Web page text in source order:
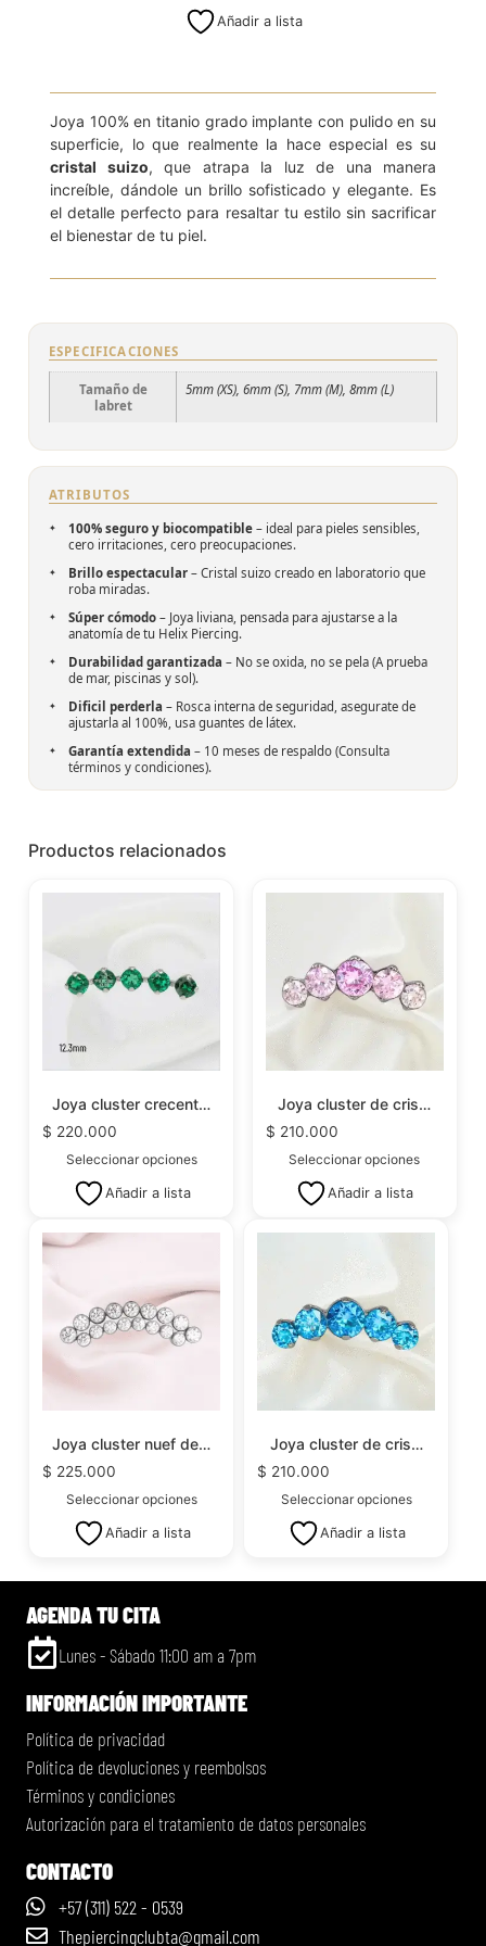
Añadir a lista
Joya 100% en titanio grado implante con pulido en su
superficie, lo que realmente la hace especial es su
cristal suizo, que atrapa la luz de una manera
increíble, dándole un brillo sofisticado y elegante. Es
el detalle perfecto para resaltar tu estilo sin sacrificar
el bienestar de tu piel.
ESPECIFICACIONES
Tamaño de
labret
5mm (XS), 6mm (S), 7mm (M), 8mm (L)
ATRIBUTOS
100% seguro y biocompatible – ideal para pieles sensibles,
cero irritaciones, cero preocupaciones.
Brillo espectacular – Cristal suizo creado en laboratorio que
roba miradas.
Súper cómodo – Joya liviana, pensada para ajustarse a la
anatomía de tu Helix Piercing.
Durabilidad garantizada – No se oxida, no se pela (A prueba
de mar, piscinas y sol).
Dificil perderla – Rosca interna de seguridad, asegurate de
ajustarla al 100%, usa guantes de látex.
Garantía extendida – 10 meses de respaldo (Consulta
términos y condiciones).
Productos relacionados
Joya cluster crecent…
$ 220.000
Seleccionar opciones
Añadir a lista
Joya cluster de cris…
$ 210.000
Seleccionar opciones
Añadir a lista
Joya cluster nuef de…
$ 225.000
Seleccionar opciones
Añadir a lista
Joya cluster de cris…
$ 210.000
Seleccionar opciones
Añadir a lista
AGENDA TU CITA
Lunes - Sábado 11:00 am a 7pm
INFORMACIÓN IMPORTANTE
Política de privacidad
Política de devoluciones y reembolsos
Términos y condiciones
Autorización para el tratamiento de datos personales
CONTACTO
+57 (311) 522 - 0539
Thepiercingclubta@gmail.com